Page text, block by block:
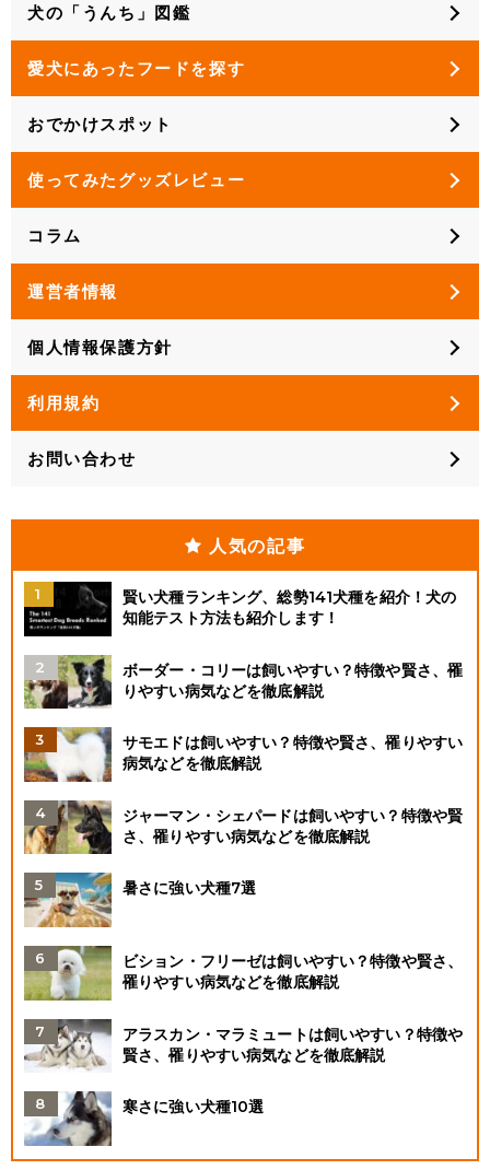
犬の「うんち」図鑑
愛犬にあったフードを探す
おでかけスポット
使ってみたグッズレビュー
コラム
運営者情報
個人情報保護方針
利用規約
お問い合わせ
人気の記事
賢い犬種ランキング、総勢141犬種を紹介！犬の
知能テスト方法も紹介します！
ボーダー・コリーは飼いやすい？特徴や賢さ、罹
りやすい病気などを徹底解説
サモエドは飼いやすい？特徴や賢さ、罹りやすい
病気などを徹底解説
ジャーマン・シェパードは飼いやすい？特徴や賢
さ、罹りやすい病気などを徹底解説
暑さに強い犬種7選
ビション・フリーゼは飼いやすい？特徴や賢さ、
罹りやすい病気などを徹底解説
アラスカン・マラミュートは飼いやすい？特徴や
賢さ、罹りやすい病気などを徹底解説
寒さに強い犬種10選